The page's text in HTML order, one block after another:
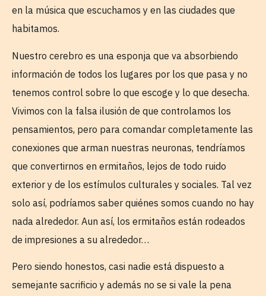
en la música que escuchamos y en las ciudades que
habitamos.
Nuestro cerebro es una esponja que va absorbiendo
información de todos los lugares por los que pasa y no
tenemos control sobre lo que escoge y lo que desecha.
Vivimos con la falsa ilusión de que controlamos los
pensamientos, pero para comandar completamente las
conexiones que arman nuestras neuronas, tendríamos
que convertirnos en ermitaños, lejos de todo ruido
exterior y de los estímulos culturales y sociales. Tal vez
solo así, podríamos saber quiénes somos cuando no hay
nada alrededor. Aun así, los ermitaños están rodeados
de impresiones a su alrededor…
Pero siendo honestos, casi nadie está dispuesto a
semejante sacrificio y además no se si vale la pena